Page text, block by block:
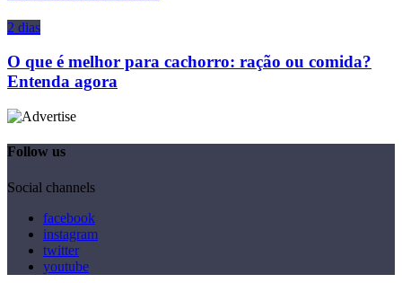
2 dias
O que é melhor para cachorro: ração ou comida?
Entenda agora
Follow us
Social channels
facebook
instagram
twitter
youtube